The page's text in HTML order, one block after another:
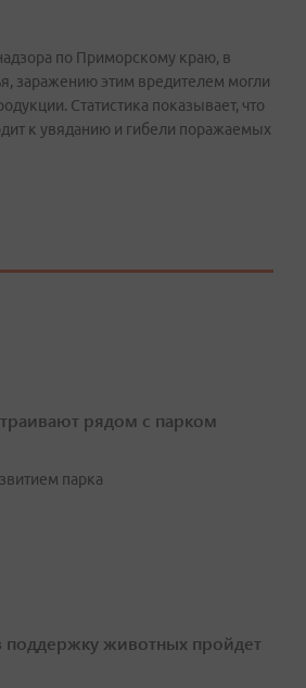
по Приморскому краю, в
заражению этим вредителем могли
Статистика показывает, что
к увяданию и гибели поражаемых
рядом с парком
парка
поддержку животных пройдет